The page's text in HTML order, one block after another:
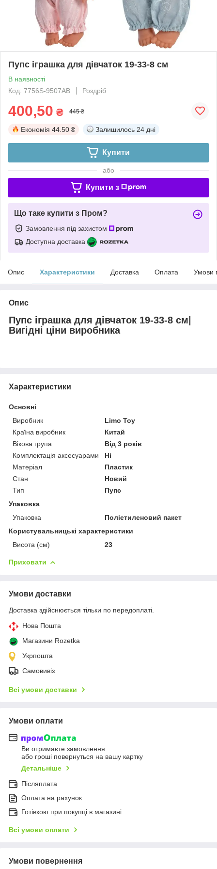
Пупс іграшка для дівчаток 19-33-8 см
В наявності
Код: 7756S-9507AB
Роздріб
400,50 ₴ 445 ₴
Економія 44.50 ₴ Залишилось 24 дні
Купити
або
Купити з
Що таке купити з Пром?
Замовлення під захистом
Доступна доставка
Опис Характеристики Доставка Оплата Умови
Опис
Пупс іграшка для дівчаток 19-33-8 см|
Вигідні ціни виробника
Характеристики
Основні
Виробник
Limo Toy
Країна виробник
Китай
Вікова група
Від 3 років
Комплектація аксесуарами
Ні
Матеріал
Пластик
Стан
Новий
Тип
Пупс
Упаковка
Упаковка
Поліетиленовий пакет
Користувальницькі характеристики
Висота (см)
23
Приховати
Умови доставки
Доставка здійснюється тільки по передоплаті.
Нова Пошта
Магазини Rozetka
Укрпошта
Самовивіз
Всі умови доставки
Умови оплати
Ви отримаєте замовлення
або гроші повернуться на вашу картку
Детальніше
Післяплата
Оплата на рахунок
Готівкою при покупці в магазині
Всі умови оплати
Умови повернення